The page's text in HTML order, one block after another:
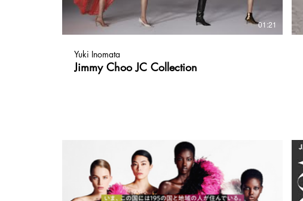
01:21
Yuki Inomata
Jimmy Choo JC Collection